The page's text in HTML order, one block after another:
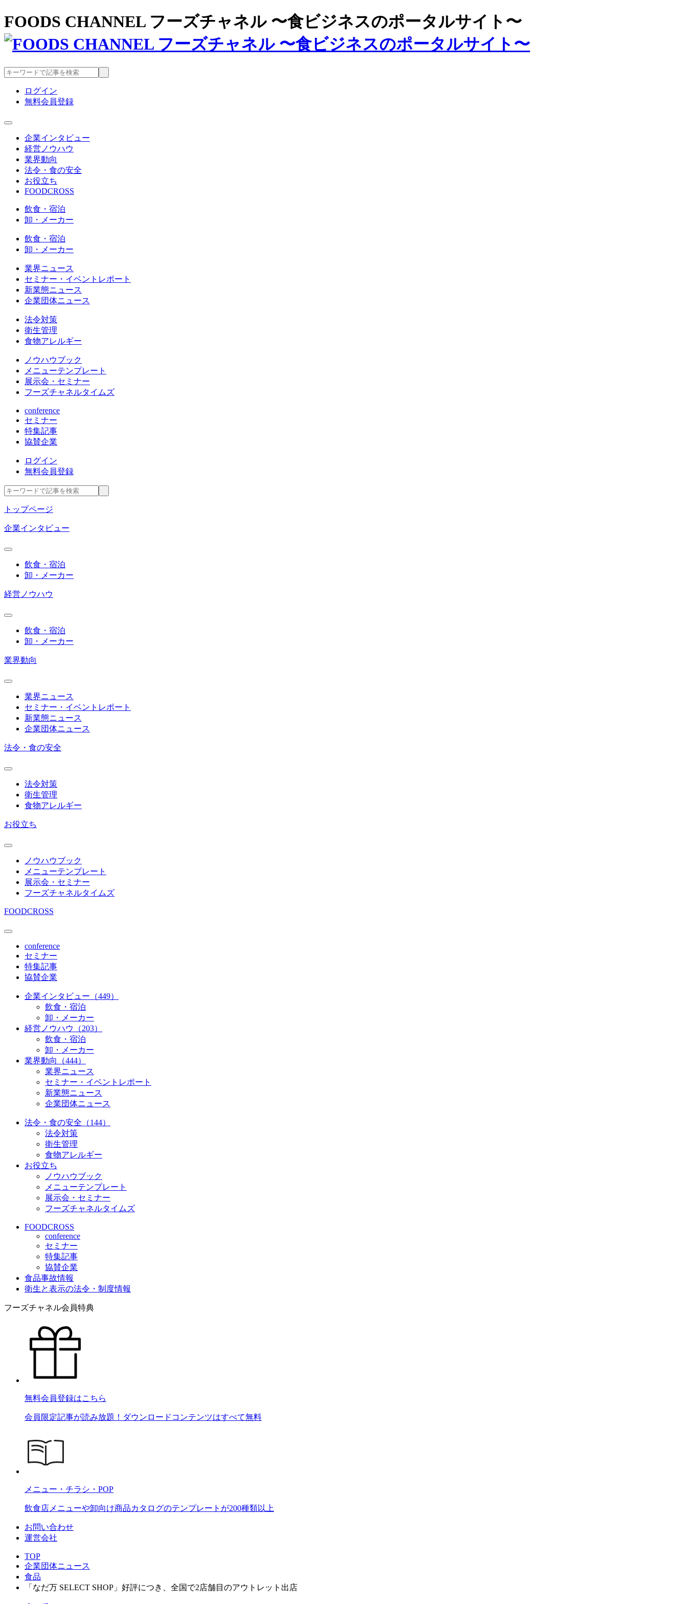
FOODS CHANNEL フーズチャネル 〜食ビジネスのポータルサイト〜
ログイン
無料会員登録
企業インタビュー
経営ノウハウ
業界動向
法令・食の安全
お役立ち
FOODCROSS
飲食・宿泊
卸・メーカー
飲食・宿泊
卸・メーカー
業界ニュース
セミナー・イベントレポート
新業態ニュース
企業団体ニュース
法令対策
衛生管理
食物アレルギー
ノウハウブック
メニューテンプレート
展示会・セミナー
フーズチャネルタイムズ
conference
セミナー
特集記事
協賛企業
ログイン
無料会員登録
トップページ
企業インタビュー
飲食・宿泊
卸・メーカー
経営ノウハウ
飲食・宿泊
卸・メーカー
業界動向
業界ニュース
セミナー・イベントレポート
新業態ニュース
企業団体ニュース
法令・食の安全
法令対策
衛生管理
食物アレルギー
お役立ち
ノウハウブック
メニューテンプレート
展示会・セミナー
フーズチャネルタイムズ
FOODCROSS
conference
セミナー
特集記事
協賛企業
企業インタビュー（449）
飲食・宿泊
卸・メーカー
経営ノウハウ（203）
飲食・宿泊
卸・メーカー
業界動向（444）
業界ニュース
セミナー・イベントレポート
新業態ニュース
企業団体ニュース
法令・食の安全（144）
法令対策
衛生管理
食物アレルギー
お役立ち
ノウハウブック
メニューテンプレート
展示会・セミナー
フーズチャネルタイムズ
FOODCROSS
conference
セミナー
特集記事
協賛企業
食品事故情報
衛生と表示の法令・制度情報
フーズチャネル会員特典
無料会員登録はこちら
会員限定記事が読み放題！ダウンロードコンテンツはすべて無料
メニュー・チラシ・POP
飲食店メニューや卸向け商品カタログのテンプレートが200種類以上
お問い合わせ
運営会社
TOP
企業団体ニュース
食品
「なだ万 SELECT SHOP」好評につき、全国で2店舗目のアウトレット出店